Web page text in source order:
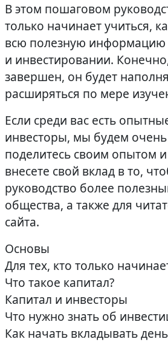
В этом пошаговом
только начинает учиться,
всю полезную информацию
и инвестировании.
завершен, он будет
расширяться по мере
Если среди вас есть
инвесторы, мы будем
поделитесь своим опытом
внесете свой вклад в то,
руководство более
общества, а также для
сайта.
Основы
Для тех, кто только
Что такое капитал?
Капитал и инвесторы
Что нужно знать об
Как начать вкладывать